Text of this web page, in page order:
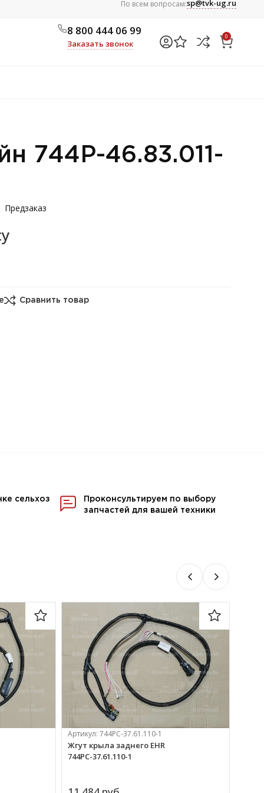
По всем вопросам:sp@tvk-ug.ru
8 800 444 06 99
Заказать звонок
0
744Р-46.83.011-
Предзаказ
Сравнить товар
сельхоз
Проконсультируем по выбору
запчастей для вашей техники
Артикул: 744РС-37.61.110-1
Жгут крыла заднего EHR
744РС-37.61.110-1